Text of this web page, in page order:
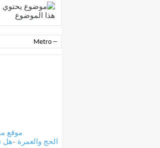
هذا الموضوع
موقع مدينة
الحج والعمرة -هل